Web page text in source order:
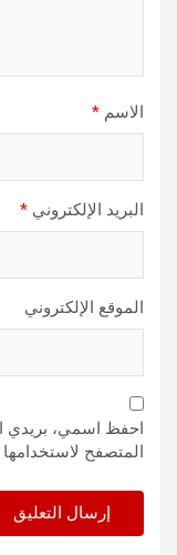
الاسم *
البريد الإلكتروني *
الموقع الإلكتروني
احفظ اسمي، بريدي
المتصفح